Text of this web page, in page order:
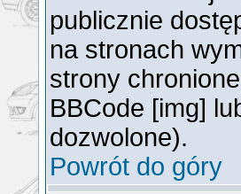
publicznie
na stronach
strony
BBCode [img]
dozwolone).
Powrót do góry